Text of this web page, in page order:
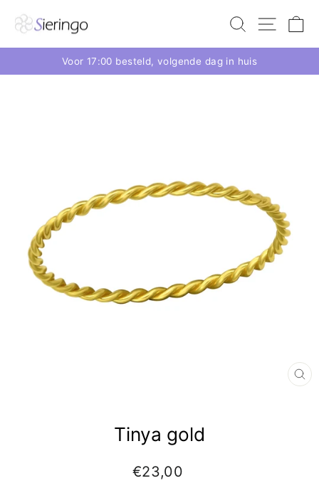
Voor 17:00 besteld, volgende dag in huis
Tinya gold
€23,00